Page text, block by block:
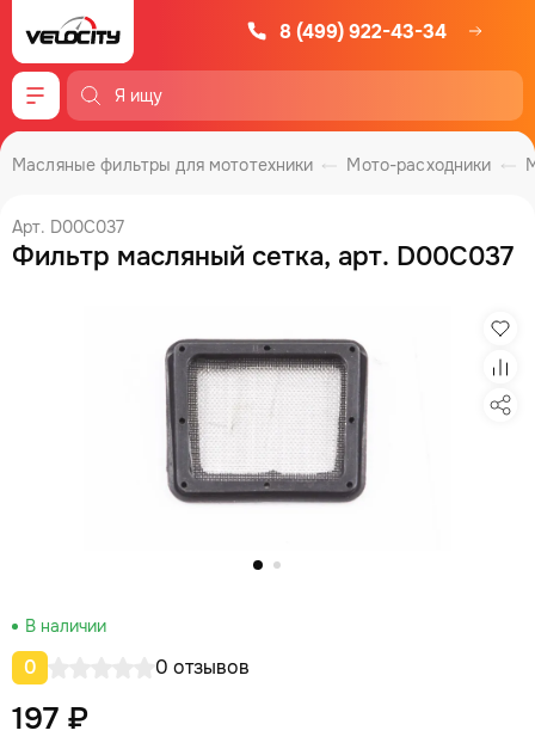
8 (499) 922-43-34
Меню
Мото-расходники
Масляные фильтры для мототехники
Арт. D00C037
Фильтр масляный сетка, арт. D00C037
0 0 отзывов
В наличии
197 ₽